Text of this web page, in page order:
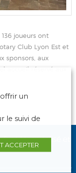
joueurs ont
Club Lyon Est et
sponsors, aux
accueil réservé aux
Hospitalisé et
un
le suivi de
ACCEPTER